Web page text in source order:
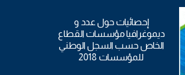
إحصائيات حول عدد و
ديموغرافيا مؤسسات القطاع
الخاص حسب السجل الوطني
للمؤسسات 2018